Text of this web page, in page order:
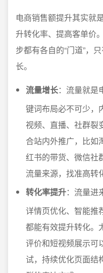
电商销售额提升其实就
升转化率、提高客单价
步都有各自的“门道”，
长。
流量增长：流量就是
键词布局必不可少，
视频、直播、社群裂
合站内外推广，比如
红书的带货、微信社
流量来源，找准高转
转化率提升：流量进
详情页优化、智能推
都能有效提升转化。
评价和短视频展示可
试，持续优化页面结